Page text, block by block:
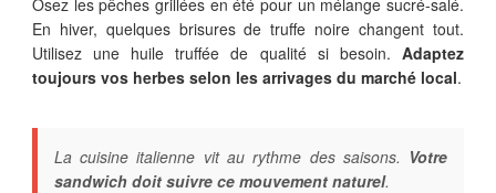
En hiver, quelques brisures de truffe noire changent tout.
Utilisez une huile truffée de qualité si besoin.Adaptez
toujours vos herbes selon les arrivages du marché local.
La cuisine italienne vit au rythme des saisons. Votre
sandwich doit suivre ce mouvement naturel.